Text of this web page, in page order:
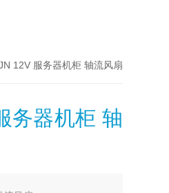
12V 服务器机柜 轴流风扇
务器机柜 轴